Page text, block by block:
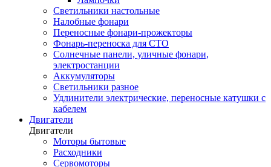
Светильники настольные
Налобные фонари
Переносные фонари-прожекторы
Фонарь-переноска для СТО
Солнечные панели, уличные фонари,
электростанции
Аккумуляторы
Светильники разное
Удлинители электрические, переносные катушки с
кабелем
Двигатели
Двигатели
Моторы бытовые
Расходники
Сервомоторы